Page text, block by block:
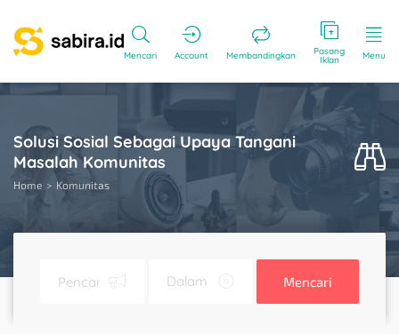
Mencari Account Membandingkan Pasang
Iklan Menu
Solusi Sosial Sebagai Upaya Tangani
Masalah Komunitas
Home Komunitas
Mencari